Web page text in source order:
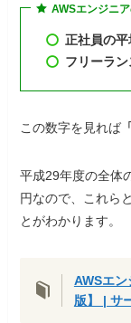
AWSエンジニ
正社員の
フリーラ
この数字を見れば
平成29年度の全体
円なので、これら
とがわかります。
AWSエ
版】 | サ